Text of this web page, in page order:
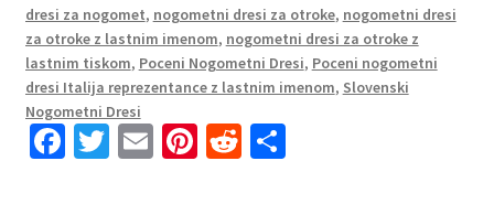
Rokav
+
Kratke
hlače
CHIESA
14
dresi za nogomet, nogometni dresi za otroke, nogometni dresi
za otroke z lastnim imenom, nogometni dresi za otroke z
lastnim tiskom, Poceni Nogometni Dresi, Poceni nogometni
dresi Italija reprezentance z lastnim imenom, Slovenski
Nogometni Dresi
Fa T E Pi R S